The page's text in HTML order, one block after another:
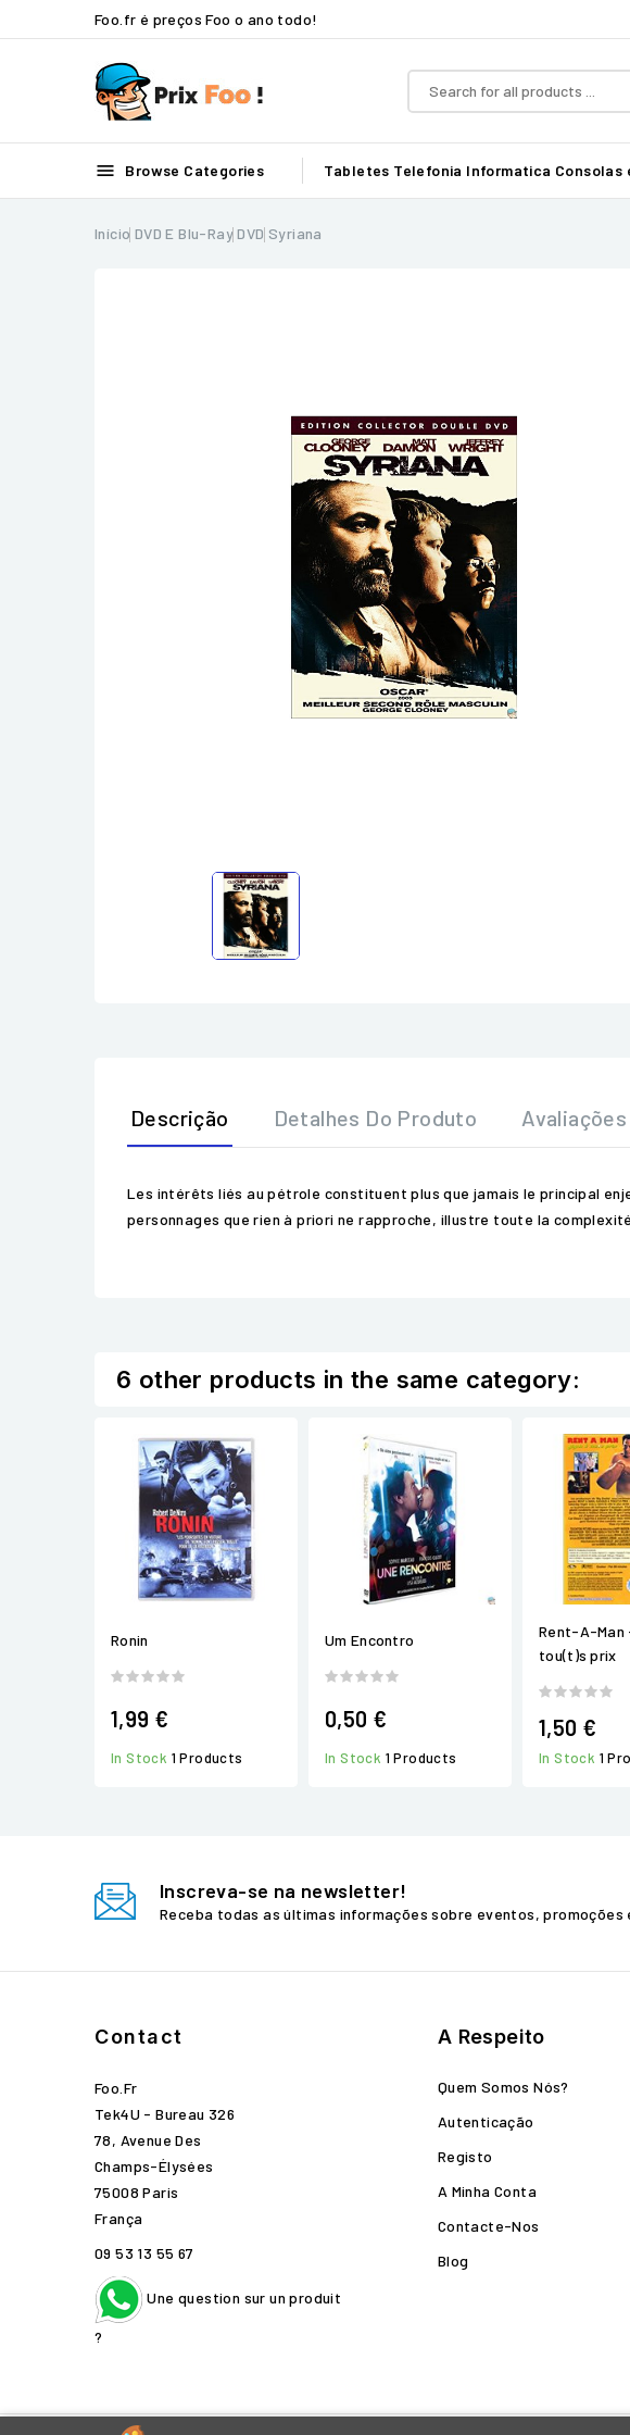
Foo.fr é preços Foo o ano todo!
 Browse Categories Tabletes Telefonia Informatica Consolas
Início DVD E Blu-Ray DVD Syriana
Descrição Detalhes Do Produto Avaliações
Les intérêts liés au pétrole constituent plus que jamais le principal
personnages que rien à priori ne rapproche, illustre toute la
6 other products in the same category:
Ronin
1,99 €
In Stock 1 Products
Um Encontro
0,50 €
In Stock 1 Products
Rent-A-Man
tou(t)s prix
1,50 €
In Stock 1
Inscreva-se na newsletter!
Receba todas as últimas informações sobre eventos, promoções
Contact
Foo.fr
Tek4U - Bureau 326
78, Avenue Des
Champs-Élysées
75008 Paris
França
09 53 13 55 67
Une question sur un produit
?
A Respeito
Quem Somos Nós?
Autenticação
Registo
A Minha Conta
Contacte-Nos
Blog